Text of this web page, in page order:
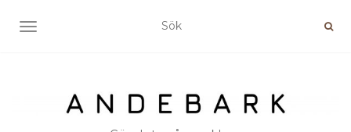
SLÅ PÅ/AV NAVIGERING